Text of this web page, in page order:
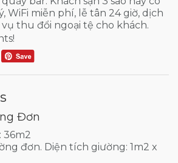
WiFi miễn phí, lễ tân 24 giờ, dịch
thu đổi ngoại tệ cho khách.
Đơn
36m2
đơn. Diện tích giường: 1m2 x